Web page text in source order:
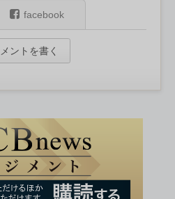
facebook
ントを書く